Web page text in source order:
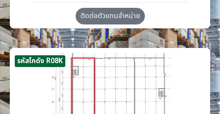
ติดต่อตัวแทนจำหน่าย
รหัสโกดัง R08K